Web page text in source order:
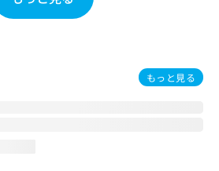
もっと見る